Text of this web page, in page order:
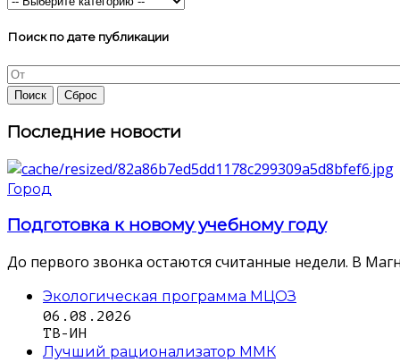
Поиск по дате публикации
Последние новости
Город
Подготовка к новому учебному году
До первого звонка остаются считанные недели. В
Экологическая программа МЦОЗ
06.08.2026
ТВ-ИН
Лучший рационализатор ММК